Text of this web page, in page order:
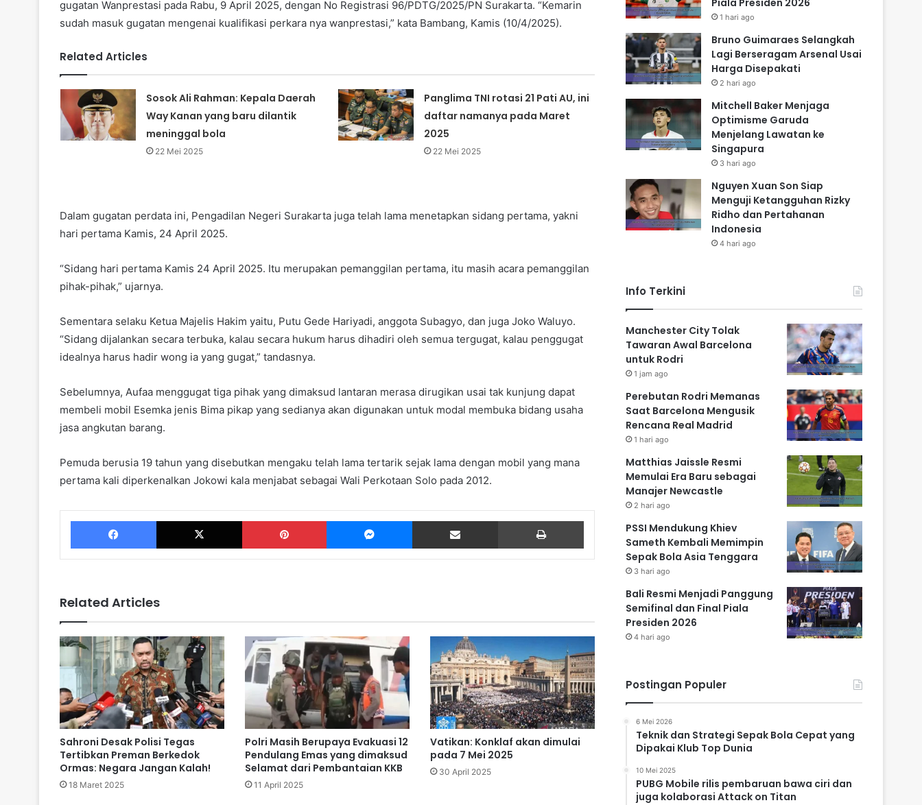
gugatan Wanprestasi pada Rabu, 9 April 2025, dengan No Registrasi 96/PDTG/2025/PN Surakarta. “Kemarin
sudah masuk gugatan mengenai kualifikasi perkara nya wanprestasi,” kata Bambang, Kamis (10/4/2025).
Related Articles
Sosok Ali Rahman: Kepala Daerah
Way Kanan yang baru dilantik
meninggal bola
22 Mei 2025
Panglima TNI rotasi 21 Pati AU, ini
daftar namanya pada Maret
2025
22 Mei 2025
Dalam gugatan perdata ini, Pengadilan Negeri Surakarta juga telah lama menetapkan sidang pertama, yakni
hari pertama Kamis, 24 April 2025.
“Sidang hari pertama Kamis 24 April 2025. Itu merupakan pemanggilan pertama, itu masih acara pemanggilan
pihak-pihak,” ujarnya.
Sementara selaku Ketua Majelis Hakim yaitu, Putu Gede Hariyadi, anggota Subagyo, dan juga Joko Waluyo.
“Sidang dijalankan secara terbuka, kalau secara hukum harus dihadiri oleh semua tergugat, kalau penggugat
idealnya harus hadir wong ia yang gugat,” tandasnya.
Sebelumnya, Aufaa menggugat tiga pihak yang dimaksud lantaran merasa dirugikan usai tak kunjung dapat
membeli mobil Esemka jenis Bima pikap yang sedianya akan digunakan untuk modal membuka bidang usaha
jasa angkutan barang.
Pemuda berusia 19 tahun yang disebutkan mengaku telah lama tertarik sejak lama dengan mobil yang mana
pertama kali diperkenalkan Jokowi kala menjabat sebagai Wali Perkotaan Solo pada 2012.
Facebook X Pinterest Messenger Share via Email
Related Articles
Sahroni Desak Polisi Tegas
Tertibkan Preman Berkedok
Ormas: Negara Jangan Kalah!
18 Maret 2025
Polri Masih Berupaya Evakuasi 12
Pendulang Emas yang dimaksud
Selamat dari Pembantaian KKB
11 April 2025
Vatikan: Konklaf akan dimulai
pada 7 Mei 2025
30 April 2025
Piala Presiden 2026
1 hari ago
Bruno Guimaraes Selangkah
Lagi Berseragam Arsenal Usai
Harga Disepakati
2 hari ago
Mitchell Baker Menjaga
Optimisme Garuda
Menjelang Lawatan ke
Singapura
3 hari ago
Nguyen Xuan Son Siap
Menguji Ketangguhan Rizky
Ridho dan Pertahanan
Indonesia
4 hari ago
Info Terkini
Manchester City Tolak
Tawaran Awal Barcelona
untuk Rodri
1 jam ago
Perebutan Rodri Memanas
Saat Barcelona Mengusik
Rencana Real Madrid
1 hari ago
Matthias Jaissle Resmi
Memulai Era Baru sebagai
Manajer Newcastle
2 hari ago
PSSI Mendukung Khiev
Sameth Kembali Memimpin
Sepak Bola Asia Tenggara
3 hari ago
Bali Resmi Menjadi Panggung
Semifinal dan Final Piala
Presiden 2026
4 hari ago
Postingan Populer
6 Mei 2026
Teknik dan Strategi Sepak Bola Cepat yang
Dipakai Klub Top Dunia
10 Mei 2025
PUBG Mobile rilis pembaruan bawa ciri dan
juga kolaborasi Attack on Titan